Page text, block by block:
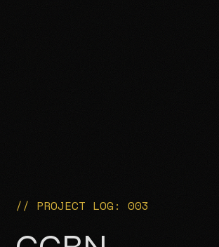
// PROJECT LOG: 003